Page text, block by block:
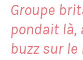
Groupe
pondait là,
buzz sur le